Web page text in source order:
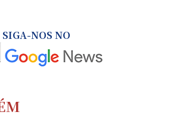
SIGA-NOS NO